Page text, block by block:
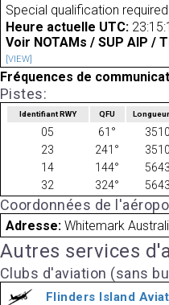
Special qualification required
Heure actuelle UTC:
Voir NOTAMs / SUP AIP /
[VIEW]
Fréquences de
Pistes:
Identifiant RWY QFU
05 61° 3510
23
241° 3510
14
144° 5643
32
324° 5643
Coordonnées de
Adresse: Whitemark
Autres services
Clubs d'aviation (sans
Flinders Island